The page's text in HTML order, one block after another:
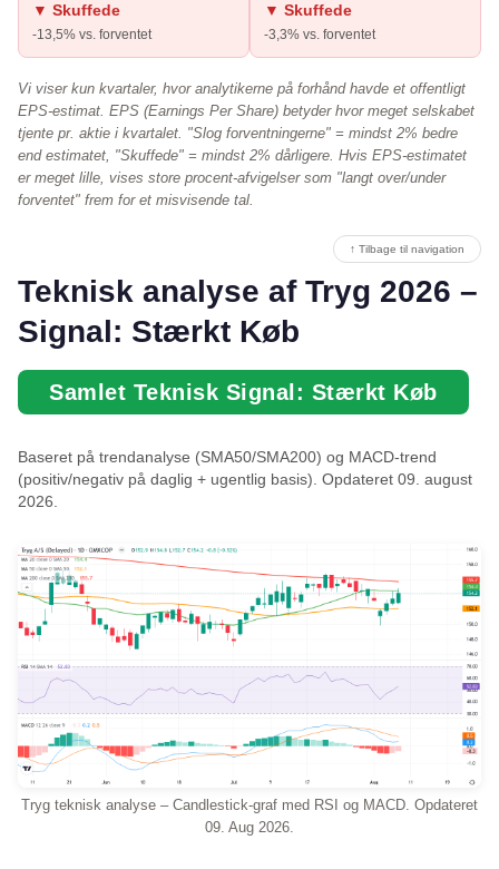
▼ Skuffede
-13,5% vs. forventet
▼ Skuffede
-3,3% vs. forventet
Vi viser kun kvartaler, hvor analytikerne på forhånd havde et offentligt
EPS-estimat. EPS (Earnings Per Share) betyder hvor meget selskabet
tjente pr. aktie i kvartalet. "Slog forventningerne" = mindst 2% bedre
end estimatet, "Skuffede" = mindst 2% dårligere. Hvis EPS-estimatet
er meget lille, vises store procent-afvigelser som "langt over/under
forventet" frem for et misvisende tal.
↑ Tilbage til navigation
Teknisk analyse af Tryg 2026 –
Signal: Stærkt Køb
Samlet Teknisk Signal: Stærkt Køb
Baseret på trendanalyse (SMA50/SMA200) og MACD-trend
(positiv/negativ på daglig + ugentlig basis). Opdateret 09. august
2026.
Tryg teknisk analyse – Candlestick-graf med RSI og MACD. Opdateret
09. Aug 2026.